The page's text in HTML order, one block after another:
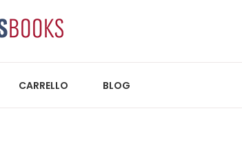
CARRELLO BLOG